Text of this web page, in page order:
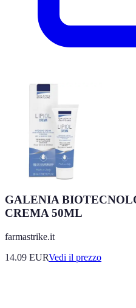
GALENIA
CREMA 50ML
farmastrike.it
14.09 EURVedi il prezzo